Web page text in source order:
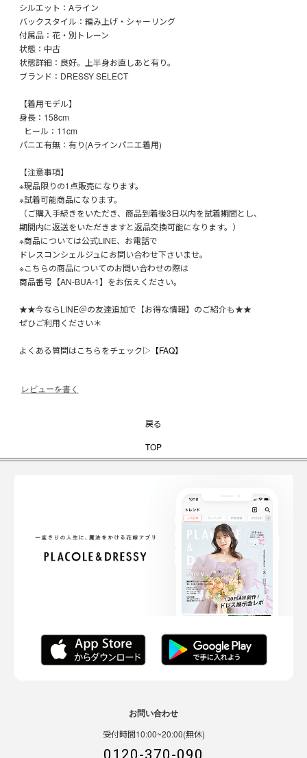
シルエット：Aライン
バックスタイル：編み上げ・シャーリング
付属品：花・別トレーン
状態：中古
状態詳細：良好。上半身お直しあと有り。
ブランド：DRESSY SELECT
【着用モデル】
身長：158cm
ヒール：11cm
パニエ有無：有り(Aラインパニエ着用)
【注意事項】
※現品限りの1点販売になります。
※試着可能商品になります。
（ご購入手続きをいただき、商品到着後3日以内を試着期間とし、
期間内に返送をいただきますと返品交換可能になります。）
※商品については公式LINE、お電話で
ドレスコンシェルジュにお問い合わせ下さいませ。
※こちらの商品についてのお問い合わせの際は
商品番号【AN-BUA-1】をお伝えください。
★★今ならLINE＠の友達追加で【お得な情報】のご紹介も★★
ぜひご利用ください＊
よくある質問はこちらをチェック▷ 【FAQ】
レビューを書く
戻る
TOP
お問い合わせ
受付時間10:00~20:00(無休)